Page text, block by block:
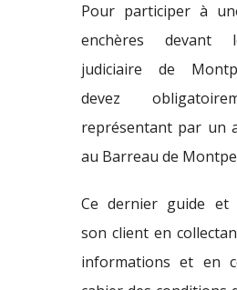
Pour participer à
enchères devant
judiciaire de
devez
représentant par un
au Barreau de
Ce dernier guide et
son client en
informations et en